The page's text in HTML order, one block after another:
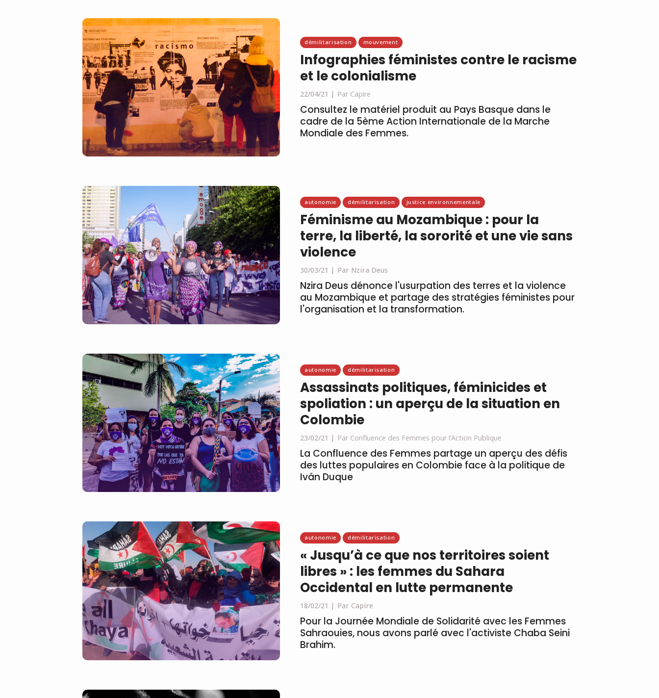
démilitarisation mouvement
Infographies féministes contre le racisme
et le colonialisme
22/04/21 Par Capire
Consultez le matériel produit au Pays Basque dans le
cadre de la 5ème Action Internationale de la Marche
Mondiale des Femmes.
autonomie démilitarisation justice environnementale
Féminisme au Mozambique : pour la
terre, la liberté, la sororité et une vie sans
violence
30/03/21 Par Nzira Deus
Nzira Deus dénonce l'usurpation des terres et la violence
au Mozambique et partage des stratégies féministes pour
l'organisation et la transformation.
autonomie démilitarisation
Assassinats politiques, féminicides et
spoliation : un aperçu de la situation en
Colombie
23/02/21 Par Confluence des Femmes pour l’Action Publique
La Confluence des Femmes partage un aperçu des défis
des luttes populaires en Colombie face à la politique de
Iván Duque
autonomie démilitarisation
« Jusqu’à ce que nos territoires soient
libres » : les femmes du Sahara
Occidental en lutte permanente
18/02/21 Par Capire
Pour la Journée Mondiale de Solidarité avec les Femmes
Sahraouies, nous avons parlé avec l'activiste Chaba Seini
Brahim.